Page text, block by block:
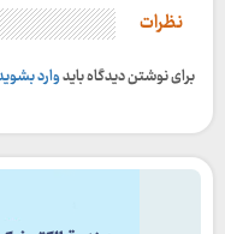
نظرات
برای نوشتن دیدگاه بایدوارد